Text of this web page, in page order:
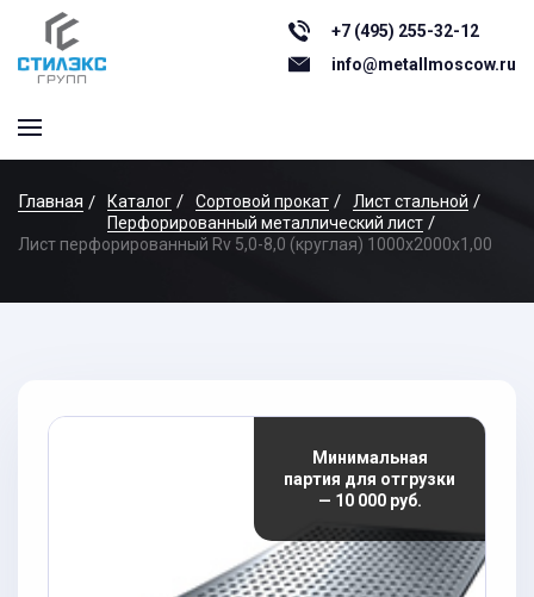
+7 (495) 255-32-12
info@metallmoscow.ru
Главная Каталог Сортовой прокат
Лист стальной
Перфорированный металлический лист
Лист перфорированный Rv 5,0-8,0 (круглая) 1000х2000x1,00
Минимальная
партия для отгрузки
— 10 000 руб.